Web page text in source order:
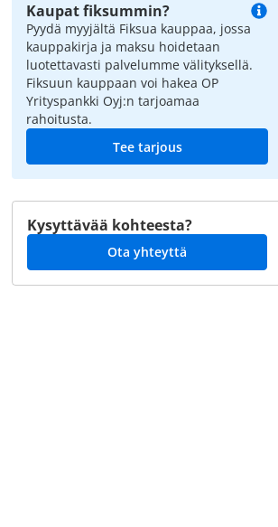
Kaupat fiksummin?
Pyydä myyjältä Fiksua kauppaa, jossa
kauppakirja ja maksu hoidetaan
luotettavasti palvelumme välityksellä.
Fiksuun kauppaan voi hakea OP
Yrityspankki Oyj:n tarjoamaa
rahoitusta.
Tee tarjous
Kysyttävää kohteesta?
Ota yhteyttä